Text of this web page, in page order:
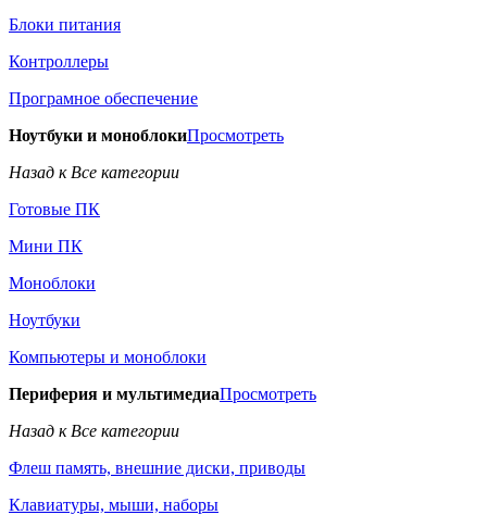
Блоки питания
Контроллеры
Програмное обеспечение
Ноутбуки и моноблокиПросмотреть
Назад к Все категории
Готовые ПК
Мини ПК
Моноблоки
Ноутбуки
Компьютеры и моноблоки
Периферия и мультимедиаПросмотреть
Назад к Все категории
Флеш память, внешние диски, приводы
Клавиатуры, мыши, наборы